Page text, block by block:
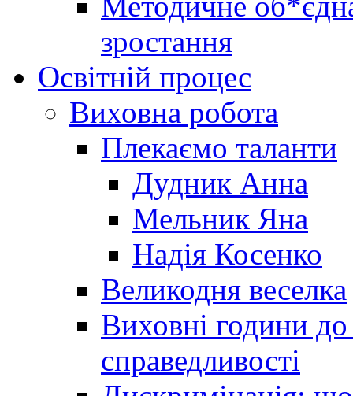
зростання
Освітній процес
Виховна робота
Плекаємо таланти
Дудник Анна
Мельник Яна
Надія Косенко
Великодня веселка
Виховні години до
справедливості